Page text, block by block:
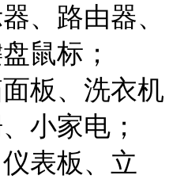
、路由器、
鼠标；
板、洗衣机
小家电；
表板、立